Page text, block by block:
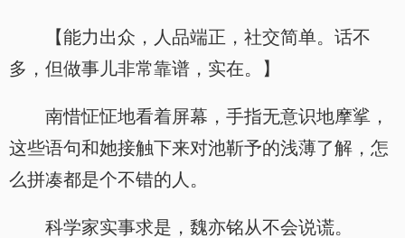
【能力出众，人品端正，社交简单。话不
多，但做事儿非常靠谱，实在。】
南惜怔怔地看着屏幕，手指无意识地摩挲，
这些语句和她接触下来对池靳予的浅薄了解，怎
么拼凑都是个不错的人。
科学家实事求是，魏亦铭从不会说谎。